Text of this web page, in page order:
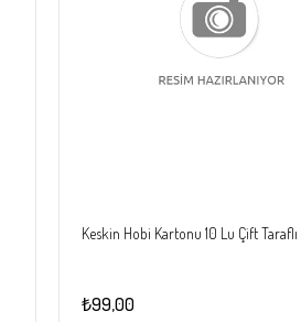
Keskin Hobi Kartonu 10 Lu Çift Taraflı
₺99,00